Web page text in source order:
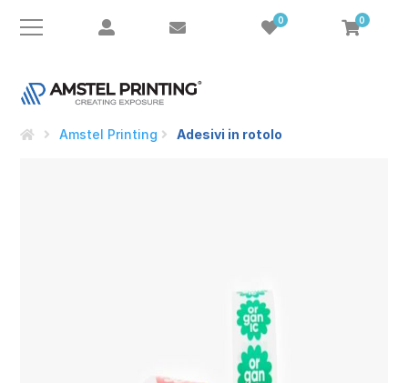
0 0
Amstel Printing Adesivi in rotolo